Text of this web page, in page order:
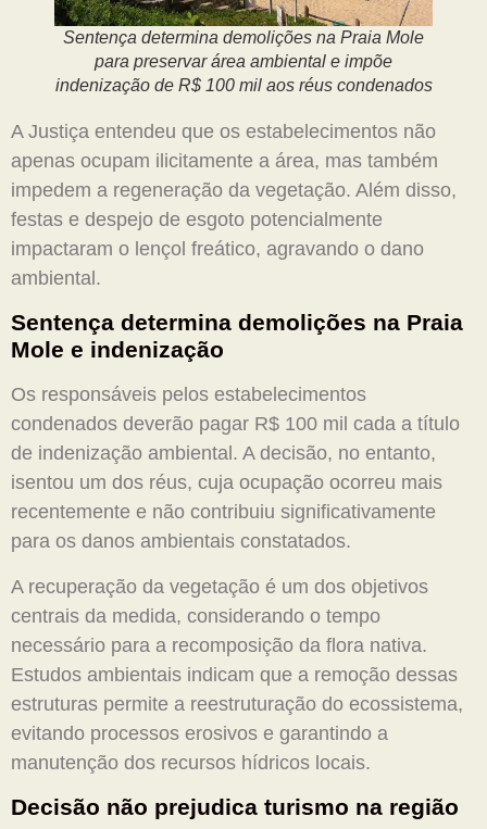
Sentença determina demolições na Praia Mole
para preservar área ambiental e impõe
indenização de R$ 100 mil aos réus condenados
A Justiça entendeu que os estabelecimentos não
apenas ocupam ilicitamente a área, mas também
impedem a regeneração da vegetação. Além disso,
festas e despejo de esgoto potencialmente
impactaram o lençol freático, agravando o dano
ambiental.
Sentença determina demolições na Praia
Mole e indenização
Os responsáveis pelos estabelecimentos
condenados deverão pagar R$ 100 mil cada a título
de indenização ambiental. A decisão, no entanto,
isentou um dos réus, cuja ocupação ocorreu mais
recentemente e não contribuiu significativamente
para os danos ambientais constatados.
A recuperação da vegetação é um dos objetivos
centrais da medida, considerando o tempo
necessário para a recomposição da flora nativa.
Estudos ambientais indicam que a remoção dessas
estruturas permite a reestruturação do ecossistema,
evitando processos erosivos e garantindo a
manutenção dos recursos hídricos locais.
Decisão não prejudica turismo na região